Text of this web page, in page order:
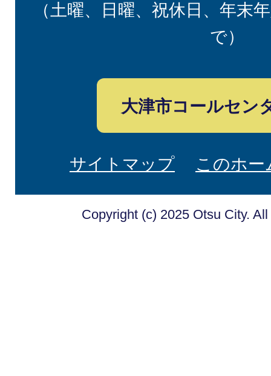
（土曜、日曜、祝休日、年末
で）
大津市コールセン
サイトマップ このホ
Copyright (c) 2025 Otsu City.